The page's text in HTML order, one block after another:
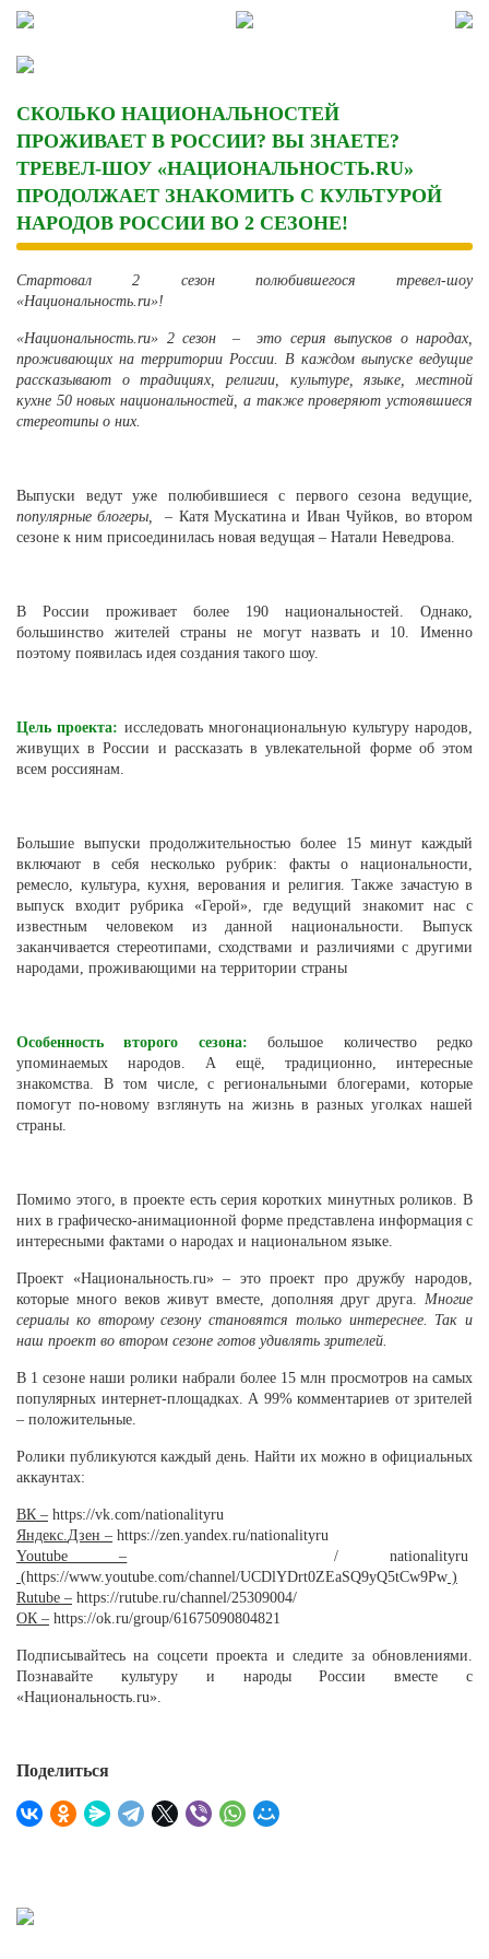
Skip
content
СКОЛЬКО НАЦИОНАЛЬНОСТЕЙ
ПРОЖИВАЕТ В РОССИИ? ВЫ ЗНАЕТЕ?
ТРЕВЕЛ-ШОУ «НАЦИОНАЛЬНОСТЬ.RU»
ПРОДОЛЖАЕТ ЗНАКОМИТЬ С КУЛЬТУРОЙ
НАРОДОВ РОССИИ ВО 2 СЕЗОНЕ!
Стартовал 2 сезон полюбившегося тревел-шоу
«Национальность.ru»!
«Национальность.ru» 2 сезон – это серия выпусков о народах,
проживающих на территории России. В каждом выпуске ведущие
рассказывают отрадициях, религии, культуре, языке, местной
кухне 50 новых национальностей, а также проверяют устоявшиеся
стереотипы о них.
Выпуски ведут уже полюбившиеся с первого сезона ведущие,
популярные блогеры, – Катя Мускатина и Иван Чуйков, во втором
сезоне к ним присоединилась новая ведущая – Натали Неведрова.
В России проживает более 190 национальностей. Однако,
большинство жителей страны не могут назвать и 10. Именно
поэтому появилась идея создания такого шоу.
Цель проекта: исследовать многонациональную культуру народов,
живущих в России и рассказать в увлекательной форме об этом
всем россиянам.
Большие выпуски продолжительностью более 15 минут каждый
включают в себя несколько рубрик: факты о национальности,
ремесло, культура, кухня, верования и религия. Также зачастую в
выпуск входит рубрика «Герой», где ведущий знакомит нас с
известным человеком из данной национальности. Выпуск
заканчивается стереотипами, сходствами и различиями с другими
народами, проживающими на территории страны
Особенность второго сезона:большое количество редко
упоминаемых народов. А ещё, традиционно, интересные
знакомства. В том числе, с региональными блогерами, которые
помогут по-новому взглянуть на жизнь в разных уголках нашей
страны.
Помимо этого, в проекте есть серия коротких минутных роликов. В
них в графическо-анимационной форме представлена информация с
интересными фактами о народах и национальном языке.
Проект «Национальность.ru» – это проект про дружбу народов,
которые много веков живут вместе, дополняя друг друга. Многие
сериалы ко второму сезону становятся только интереснее. Так и
наш проект во втором сезоне готов удивлять зрителей.
В 1 сезоне наши ролики набрали более 15 млн просмотров на самых
популярных интернет-площадках. А 99% комментариев от зрителей
– положительные.
Ролики публикуются каждый день. Найти их можно в официальных
аккаунтах:
ВК– https://vk.com/nationalityru
Яндекс.Дзен – https://zen.yandex.ru/nationalityru
Youtube –
/ nationalityru
(https://www.youtube.com/channel/UCDlYDrt0ZEaSQ9yQ5tCw9Pw )
Rutube – https://rutube.ru/channel/25309004/
ОК– https://ok.ru/group/61675090804821
Подписывайтесь на соцсети проекта и следите за обновлениями.
Познавайте культуру и народы России вместе с
«Национальность.ru».
Поделиться